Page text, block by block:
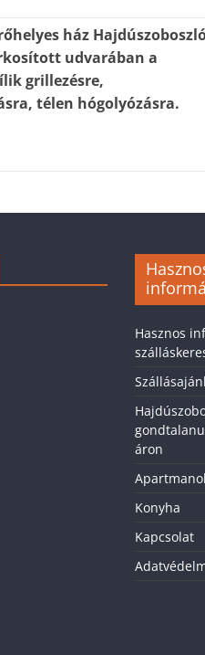
ház
udvarában a
grillezésre,
télen hógolyózásra.
Hasznos
áron
Konyha
Kapcsolat